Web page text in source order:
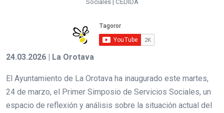
Sociales | CEDIDA
24.03.2026 | La Orotava
El Ayuntamiento de La Orotava ha inaugurado este martes,
24 de marzo, el Primer Simposio de Servicios Sociales, un
espacio de reflexión y análisis sobre la situación actual del